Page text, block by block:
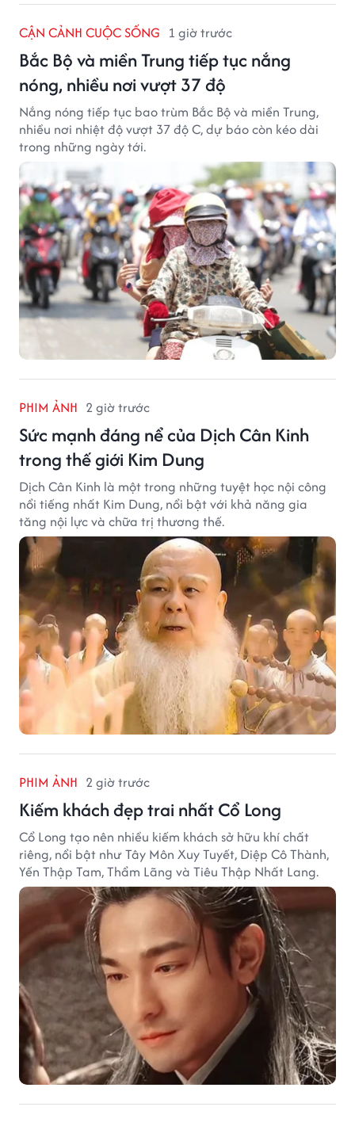
CẬN CẢNH CUỘC SỐNG 1 giờ trước
Bắc Bộ và miền Trung tiếp tục nắng
nóng, nhiều nơi vượt 37 độ
Nắng nóng tiếp tục bao trùm Bắc Bộ và miền Trung,
nhiều nơi nhiệt độ vượt 37 độ C, dự báo còn kéo dài
trong những ngày tới.
PHIM ẢNH 2 giờ trước
Sức mạnh đáng nể của Dịch Cân Kinh
trong thế giới Kim Dung
Dịch Cân Kinh là một trong những tuyệt học nội công
nổi tiếng nhất Kim Dung, nổi bật với khả năng gia
tăng nội lực và chữa trị thương thế.
PHIM ẢNH 2 giờ trước
Kiếm khách đẹp trai nhất Cổ Long
Cổ Long tạo nên nhiều kiếm khách sở hữu khí chất
riêng, nổi bật như Tây Môn Xuy Tuyết, Diệp Cô Thành,
Yến Thập Tam, Thẩm Lãng và Tiêu Thập Nhất Lang.